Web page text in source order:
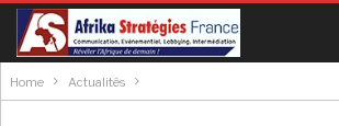
Home Actualités